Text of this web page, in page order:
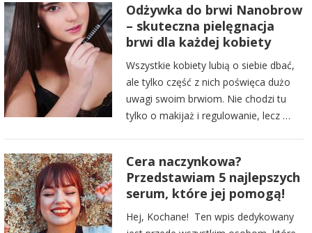
Odżywka do brwi Nanobrow
– skuteczna pielęgnacja
brwi dla każdej kobiety
Wszystkie kobiety lubią o siebie dbać,
ale tylko część z nich poświęca dużo
uwagi swoim brwiom. Nie chodzi tu
tylko o makijaż i regulowanie, lecz …
Cera naczynkowa?
Przedstawiam 5 najlepszych
serum, które jej pomogą!
Hej, Kochane! Ten wpis dedykowany